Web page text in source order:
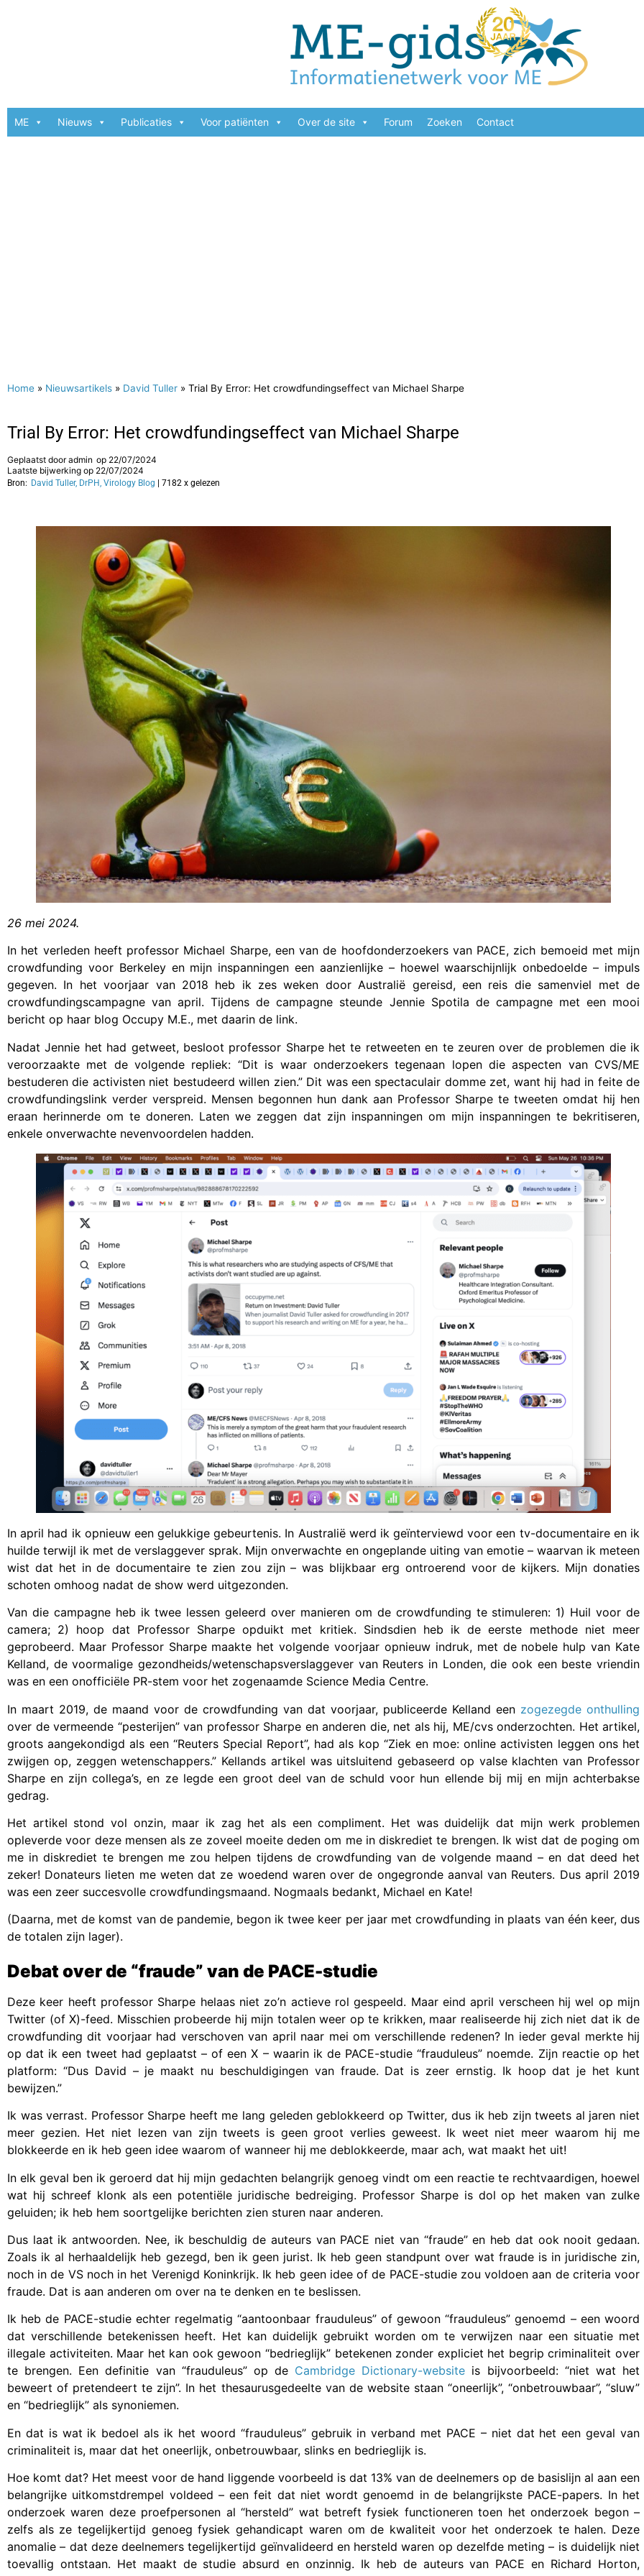
ME Nieuws Publicaties Voor patiënten Over de site Forum Zoeken Contact
Home » Nieuwsartikels » David Tuller » Trial By Error: Het crowdfundingseffect van Michael Sharpe
Trial By Error: Het crowdfundingseffect van Michael Sharpe
Geplaatst dooradmin op 22/07/2024
Laatste bijwerking op 22/07/2024
Bron: David Tuller, DrPH, Virology Blog | 7182 x gelezen
26 mei 2024.
In het verleden heeft professor Michael Sharpe, een van de hoofdonderzoekers van PACE, zich bemoeid met mijn
crowdfunding voor Berkeley en mijn inspanningen een aanzienlijke – hoewel waarschijnlijk onbedoelde – impuls
gegeven. In het voorjaar van 2018 heb ik zes weken door Australië gereisd, een reis die samenviel met de
crowdfundingscampagne van april. Tijdens de campagne steunde Jennie Spotila de campagne met een mooi
bericht op haar blog Occupy M.E., met daarin de link.
Nadat Jennie het had getweet, besloot professor Sharpe het te retweeten en te zeuren over de problemen die ik
veroorzaakte met de volgende repliek: “Dit is waar onderzoekers tegenaan lopen die aspecten van CVS/ME
bestuderen die activisten niet bestudeerd willen zien.” Dit was een spectaculair domme zet, want hij had in feite de
crowdfundingslink verder verspreid. Mensen begonnen hun dank aan Professor Sharpe te tweeten omdat hij hen
eraan herinnerde om te doneren. Laten we zeggen dat zijn inspanningen om mijn inspanningen te bekritiseren,
enkele onverwachte nevenvoordelen hadden.
In april had ik opnieuw een gelukkige gebeurtenis. In Australië werd ik geïnterviewd voor een tv-documentaire en ik
huilde terwijl ik met de verslaggever sprak. Mijn onverwachte en ongeplande uiting van emotie – waarvan ik meteen
wist dat het in de documentaire te zien zou zijn – was blijkbaar erg ontroerend voor de kijkers. Mijn donaties
schoten omhoog nadat de show werd uitgezonden.
Van die campagne heb ik twee lessen geleerd over manieren om de crowdfunding te stimuleren: 1) Huil voor de
camera; 2) hoop dat Professor Sharpe opduikt met kritiek. Sindsdien heb ik de eerste methode niet meer
geprobeerd. Maar Professor Sharpe maakte het volgende voorjaar opnieuw indruk, met de nobele hulp van Kate
Kelland, de voormalige gezondheids/wetenschapsverslaggever van Reuters in Londen, die ook een beste vriendin
was en een onofficiële PR-stem voor het zogenaamde Science Media Centre.
In maart 2019, de maand voor de crowdfunding van dat voorjaar, publiceerde Kelland een zogezegde onthulling
over de vermeende “pesterijen” van professor Sharpe en anderen die, net als hij, ME/cvs onderzochten. Het artikel,
groots aangekondigd als een “Reuters Special Report”, had als kop “Ziek en moe: online activisten leggen ons het
zwijgen op, zeggen wetenschappers.” Kellands artikel was uitsluitend gebaseerd op valse klachten van Professor
Sharpe en zijn collega’s, en ze legde een groot deel van de schuld voor hun ellende bij mij en mijn achterbakse
gedrag.
Het artikel stond vol onzin, maar ik zag het als een compliment. Het was duidelijk dat mijn werk problemen
opleverde voor deze mensen als ze zoveel moeite deden om me in diskrediet te brengen. Ik wist dat de poging om
me in diskrediet te brengen me zou helpen tijdens de crowdfunding van de volgende maand – en dat deed het
zeker! Donateurs lieten me weten dat ze woedend waren over de ongegronde aanval van Reuters. Dus april 2019
was een zeer succesvolle crowdfundingsmaand. Nogmaals bedankt, Michael en Kate!
(Daarna, met de komst van de pandemie, begon ik twee keer per jaar met crowdfunding in plaats van één keer, dus
de totalen zijn lager).
Debat over de “fraude” van de PACE-studie
Deze keer heeft professor Sharpe helaas niet zo’n actieve rol gespeeld. Maar eind april verscheen hij wel op mijn
Twitter (of X)-feed. Misschien probeerde hij mijn totalen weer op te krikken, maar realiseerde hij zich niet dat ik de
crowdfunding dit voorjaar had verschoven van april naar mei om verschillende redenen? In ieder geval merkte hij
op dat ik een tweet had geplaatst – of een X – waarin ik de PACE-studie “frauduleus” noemde. Zijn reactie op het
platform: “Dus David – je maakt nu beschuldigingen van fraude. Dat is zeer ernstig. Ik hoop dat je het kunt
bewijzen.”
Ik was verrast. Professor Sharpe heeft me lang geleden geblokkeerd op Twitter, dus ik heb zijn tweets al jaren niet
meer gezien. Het niet lezen van zijn tweets is geen groot verlies geweest. Ik weet niet meer waarom hij me
blokkeerde en ik heb geen idee waarom of wanneer hij me deblokkeerde, maar ach, wat maakt het uit!
In elk geval ben ik geroerd dat hij mijn gedachten belangrijk genoeg vindt om een reactie te rechtvaardigen, hoewel
wat hij schreef klonk als een potentiële juridische bedreiging. Professor Sharpe is dol op het maken van zulke
geluiden; ik heb hem soortgelijke berichten zien sturen naar anderen.
Dus laat ik antwoorden. Nee, ik beschuldig de auteurs van PACE niet van “fraude” en heb dat ook nooit gedaan.
Zoals ik al herhaaldelijk heb gezegd, ben ik geen jurist. Ik heb geen standpunt over wat fraude is in juridische zin,
noch in de VS noch in het Verenigd Koninkrijk. Ik heb geen idee of de PACE-studie zou voldoen aan de criteria voor
fraude. Dat is aan anderen om over na te denken en te beslissen.
Ik heb de PACE-studie echter regelmatig “aantoonbaar frauduleus” of gewoon “frauduleus” genoemd – een woord
dat verschillende betekenissen heeft. Het kan duidelijk gebruikt worden om te verwijzen naar een situatie met
illegale activiteiten. Maar het kan ook gewoon “bedrieglijk” betekenen zonder expliciet het begrip criminaliteit over
te brengen. Een definitie van “frauduleus” op de Cambridge Dictionary-website is bijvoorbeeld: “niet wat het
beweert of pretendeert te zijn”. In het thesaurusgedeelte van de website staan “oneerlijk”, “onbetrouwbaar”, “sluw”
en “bedrieglijk” als synoniemen.
En dat is wat ik bedoel als ik het woord “frauduleus” gebruik in verband met PACE – niet dat het een geval van
criminaliteit is, maar dat het oneerlijk, onbetrouwbaar, slinks en bedrieglijk is.
Hoe komt dat? Het meest voor de hand liggende voorbeeld is dat 13% van de deelnemers op de basislijn al aan een
belangrijke uitkomstdrempel voldeed – een feit dat niet wordt genoemd in de belangrijkste PACE-papers. In het
onderzoek waren deze proefpersonen al “hersteld” wat betreft fysiek functioneren toen het onderzoek begon –
zelfs als ze tegelijkertijd genoeg fysiek gehandicapt waren om de kwaliteit voor het onderzoek te halen. Deze
anomalie – dat deze deelnemers tegelijkertijd geïnvalideerd en hersteld waren op dezelfde meting – is duidelijk niet
toevallig ontstaan. Het maakt de studie absurd en onzinnig. Ik heb de auteurs van PACE en Richard Horton,